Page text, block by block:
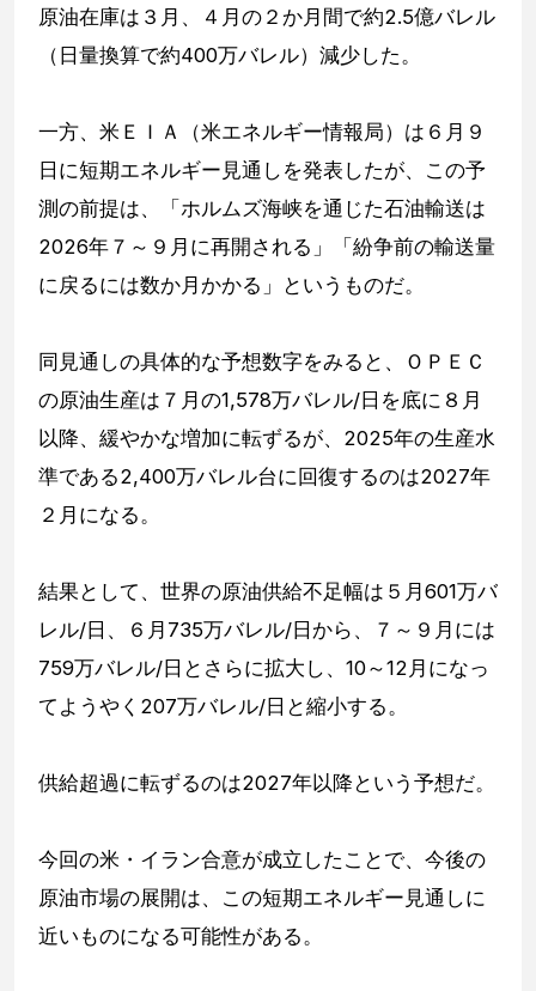
原油在庫は３月、４月の２か月間で約2.5億バレル
（日量換算で約400万バレル）減少した。
一方、米ＥＩＡ（米エネルギー情報局）は６月９
日に短期エネルギー見通しを発表したが、この予
測の前提は、「ホルムズ海峡を通じた石油輸送は
2026年７～９月に再開される」「紛争前の輸送量
に戻るには数か月かかる」というものだ。
同見通しの具体的な予想数字をみると、ＯＰＥＣ
の原油生産は７月の1,578万バレル/日を底に８月
以降、緩やかな増加に転ずるが、2025年の生産水
準である2,400万バレル台に回復するのは2027年
２月になる。
結果として、世界の原油供給不足幅は５月601万バ
レル/日、６月735万バレル/日から、７～９月には
759万バレル/日とさらに拡大し、10～12月になっ
てようやく207万バレル/日と縮小する。
供給超過に転ずるのは2027年以降という予想だ。
今回の米・イラン合意が成立したことで、今後の
原油市場の展開は、この短期エネルギー見通しに
近いものになる可能性がある。